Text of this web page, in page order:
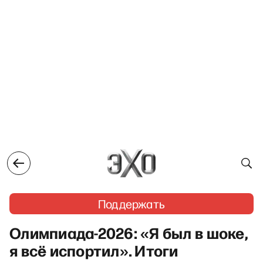
Поддержать
Олимпиада-2026: «Я был в шоке,
я всё испортил». Итоги